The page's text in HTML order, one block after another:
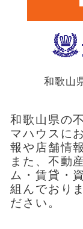
和歌山
和歌山県の
マハウスに
報や店舗情
また、不動
ム・賃貸・
組んでおり
ださい。